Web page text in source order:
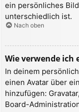
ein persönliches
unterschiedlich ist.
Nach oben
Wie verwende ich
In deinem
einen Avatar über
hinzufügen:
Board-